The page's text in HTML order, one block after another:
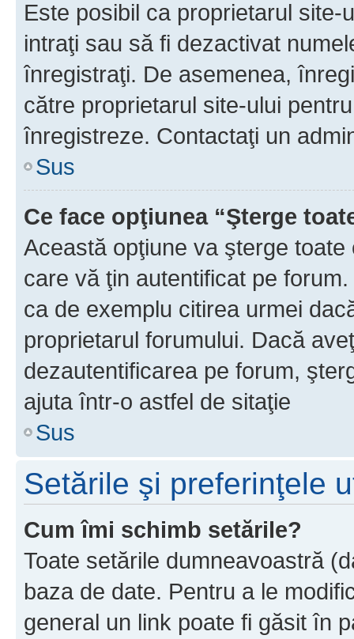
Este posibil ca proprietarul
intraţi sau să fi dezactivat
înregistraţi. De asemenea,
către proprietarul site-ului
înregistreze. Contactaţi un
Sus
Ce face opţiunea “Şterge
Această opţiune va şterge
care vă ţin autentificat pe
ca de exemplu citirea urmei
proprietarul forumului. Dacă
dezautentificarea pe forum,
ajuta într-o astfel de sitaţie
Sus
Setările şi preferinţele
Cum îmi schimb setările?
Toate setările dumneavoastră
baza de date. Pentru a le
general un link poate fi găsit în